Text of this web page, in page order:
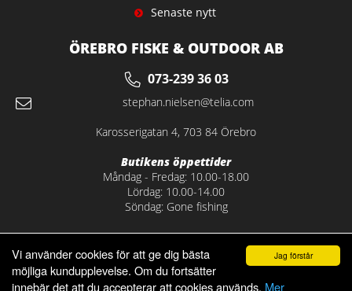
Jag förstår
Vi använder cookies för att ge dig bästa
möjliga kundupplevelse. Om du fortsätter
innebär det att du accepterar att cookies används. Mer
Senaste nytt
ÖREBRO FISKE & OUTDOOR AB
073-239 36 03
stephan.nielsen@telia.com
Karosserigatan 4, 703 84 Örebro
Butikens öppettider
Måndag - Fredag: 10.00-18.00
Lördag: 10.00-14.00
Söndag: Gone fishing